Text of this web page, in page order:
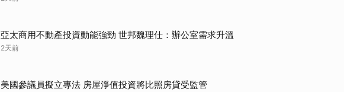
亞太商用不動產投資動能強勁 世邦魏理仕：辦公室需求升溫
2天前
美國參議員擬立專法 房屋淨值投資將比照房貸受監管